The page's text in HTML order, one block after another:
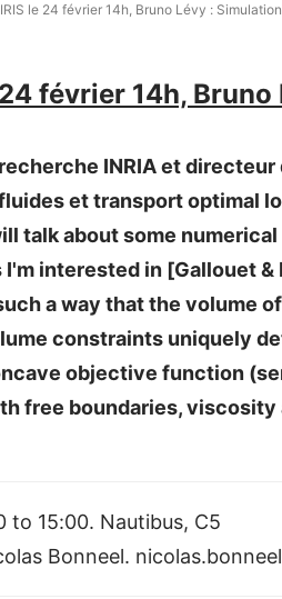
le 24 février 14h, Bruno Lévy :
février 14h,
INRIA et
et transport optimal
talk about some
interested in [Gallouet
a way that the volume
constraints uniquely
objective function
free boundaries,
15:00. Nautibus, C5
Bonneel.